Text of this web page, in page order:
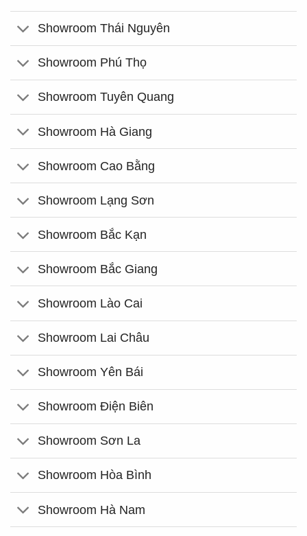
Showroom Thái Nguyên
Showroom Phú Thọ
Showroom Tuyên Quang
Showroom Hà Giang
Showroom Cao Bằng
Showroom Lạng Sơn
Showroom Bắc Kạn
Showroom Bắc Giang
Showroom Lào Cai
Showroom Lai Châu
Showroom Yên Bái
Showroom Điện Biên
Showroom Sơn La
Showroom Hòa Bình
Showroom Hà Nam